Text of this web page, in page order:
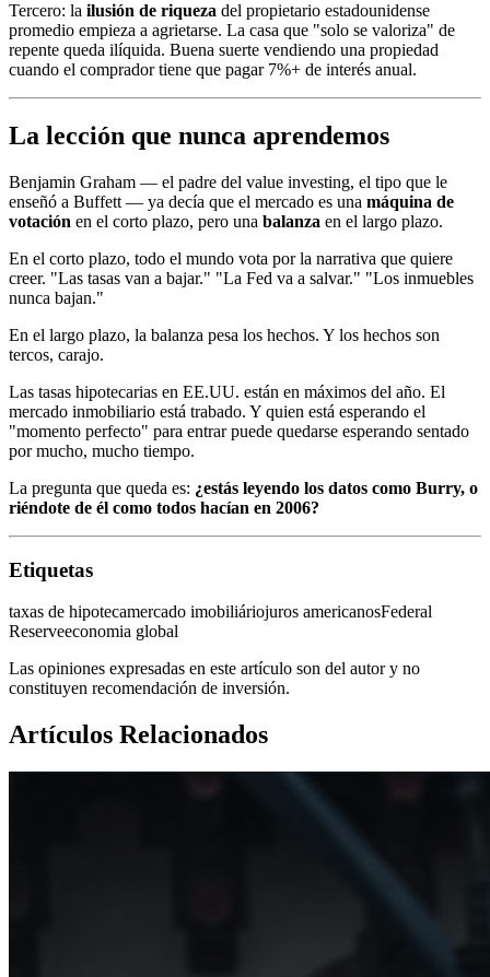
Tercero: la ilusión de riqueza del propietario estadounidense
promedio empieza a agrietarse. La casa que "solo se valoriza" de
repente queda ilíquida. Buena suerte vendiendo una propiedad
cuando el comprador tiene que pagar 7%+ de interés anual.
La lección que nunca aprendemos
Benjamin Graham — el padre del value investing, el tipo que le
enseñó a Buffett — ya decía que el mercado es una máquina de
votación en el corto plazo, pero una balanza en el largo plazo.
En el corto plazo, todo el mundo vota por la narrativa que quiere
creer. "Las tasas van a bajar." "La Fed va a salvar." "Los inmuebles
nunca bajan."
En el largo plazo, la balanza pesa los hechos. Y los hechos son
tercos, carajo.
Las tasas hipotecarias en EE.UU. están en máximos del año. El
mercado inmobiliario está trabado. Y quien está esperando el
"momento perfecto" para entrar puede quedarse esperando sentado
por mucho, mucho tiempo.
La pregunta que queda es: ¿estás leyendo los datos como Burry, o
riéndote de él como todos hacían en 2006?
Etiquetas
taxas de hipotecamercado imobiliáriojuros americanosFederal
Reserveeconomia global
Las opiniones expresadas en este artículo son del autor y no
constituyen recomendación de inversión.
Artículos Relacionados